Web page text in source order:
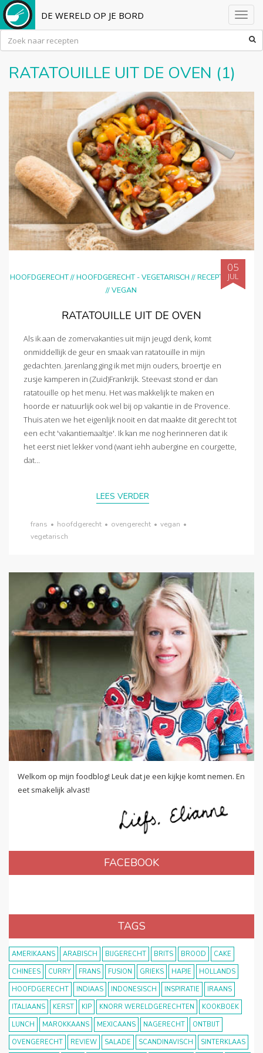
DE WERELD OP JE BORD
RATATOUILLE UIT DE OVEN (1)
HOOFDGERECHT//HOOFDGERECHT - VEGETARISCH //RECEPTEN
//VEGAN
05
JUL
RATATOUILLE UIT DE OVEN
Als ik aan de zomervakanties uit mijn jeugd denk, komt
onmiddellijk de geur en smaak van ratatouille in mijn
gedachten. Jarenlang ging ik met mijn ouders, broertje en
zusje kamperen in (Zuid)Frankrijk. Steevast stond er dan
ratatouille op het menu. Het was makkelijk te maken en
hoorde er natuurlijk ook wel bij op vakantie in de Provence.
Thuis aten we het eigenlijk nooit en dat maakte dit gerecht tot
een echt 'vakantiemaaltje'. Ik kan me nog herinneren dat ik
het eerst niet lekker vond (want iehh aubergine en courgette,
dat...
LEES VERDER
frans • hoofdgerecht • ovengerecht • vegan •
vegetarisch
Welkom op mijn foodblog! Leuk dat je een kijkje komt nemen. En
eet smakelijk alvast!
FACEBOOK
TAGS
AMERIKAANS ARABISCH BIJGERECHT BRITS BROOD
CAKE
CHINEES
CURRY FRANS FUSION GRIEKS HAPJE
HOLLANDS
HOOFDGERECHT
INDIAAS INDONESISCH INSPIRATIE
IRAANS
ITALIAANS
KERST KIP KNORR WERELDGERECHTEN
KOOKBOEK
LUNCH
MAROKKAANS MEXICAANS NAGERECHT
ONTBIJT
OVENGERECHT
REVIEW SALADE SCANDINAVISCH SINTERKLAAS